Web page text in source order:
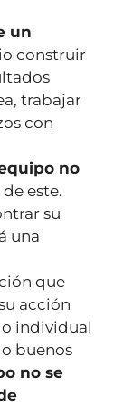
un
construir
trabajar
con
no
este.
su
una
que
acción
individual
buenos
no se